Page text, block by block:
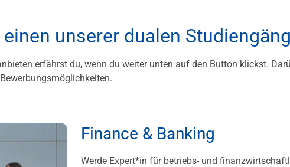
unserer dualen
erfährst du, wenn du weiter unten auf den Button klickst.
Finance & Banking
Werde Expert*in für betriebs- und